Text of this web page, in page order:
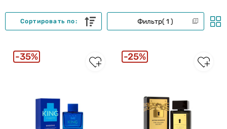
Фильтр 1
Сортировать по:
35% 25%